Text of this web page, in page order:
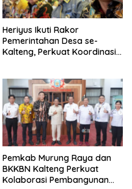
Heriyus Ikuti Rakor
Pemerintahan Desa se-
Kalteng, Perkuat Koordinasi
Pemkab Murung Raya dan
BKKBN Kalteng Perkuat
Kolaborasi Pembangunan